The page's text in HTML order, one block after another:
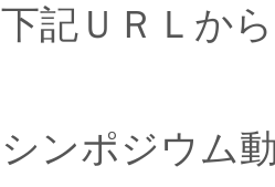
下記ＵＲＬか
シンポジウム